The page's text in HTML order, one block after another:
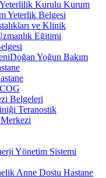
Kurulu Kurum
Yeterlik Belgesi
ve Klinik
Eğitimi
Yoğun Bakım
Belgeleri
Teranostik
Yönetim Sistemi
Anne Dostu Hastane